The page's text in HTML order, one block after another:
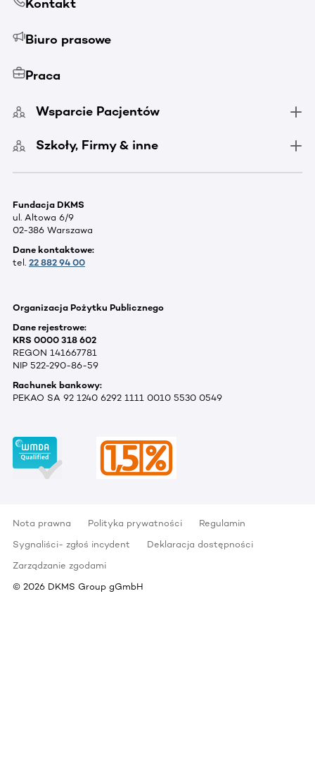
Kontakt
Biuro prasowe
Praca
Wsparcie Pacjentów
Szkoły, Firmy & inne
Fundacja DKMS
ul. Altowa 6/9
02-386 Warszawa
Dane kontaktowe:
tel. 22 882 94 00
Organizacja Pożytku Publicznego
Dane rejestrowe:
KRS 0000 318 602
REGON 141667781
NIP 522-290-86-59
Rachunek bankowy:
PEKAO SA 92 1240 6292 1111 0010 5530 0549
Nota prawna Polityka prywatności
Regulamin
Sygnaliści- zgłoś incydent
Deklaracja dostępności
Zarządzanie zgodami
© 2026 DKMS Group gGmbH